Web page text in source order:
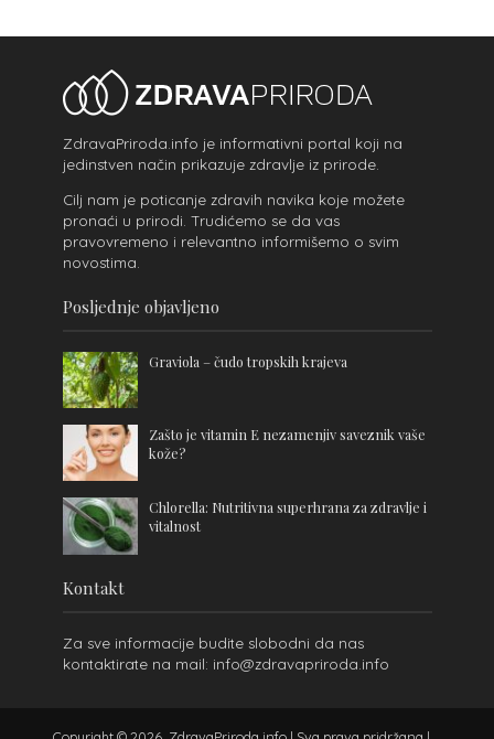
ZdravaPriroda.info je informativni portal koji na
jedinstven način prikazuje zdravlje iz prirode.
Cilj nam je poticanje zdravih navika koje možete
pronaći u prirodi. Trudićemo se da vas
pravovremeno i relevantno informišemo o svim
novostima.
Posljednje objavljeno
Graviola – čudo tropskih krajeva
Zašto je vitamin E nezamenjiv saveznik vaše
kože?
Chlorella: Nutritivna superhrana za zdravlje i
vitalnost
Kontakt
Za sve informacije budite slobodni da nas
kontaktirate na mail: info@zdravapriroda.info